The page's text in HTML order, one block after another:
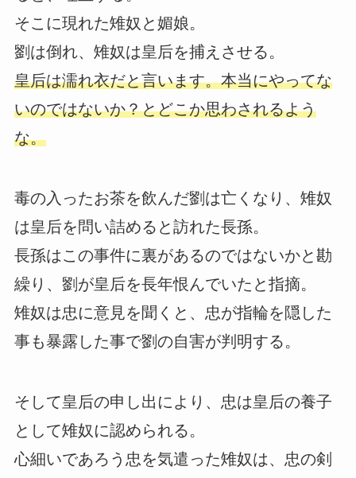
そこに現れた雉奴と媚娘。
劉は倒れ、雉奴は皇后を捕えさせる。
皇后は濡れ衣だと言います。本当にやってな
いのではないか？とどこか思わされるよう
な。
毒の入ったお茶を飲んだ劉は亡くなり、雉奴
は皇后を問い詰めると訪れた長孫。
長孫はこの事件に裏があるのではないかと勘
繰り、劉が皇后を長年恨んでいたと指摘。
雉奴は忠に意見を聞くと、忠が指輪を隠した
事も暴露した事で劉の自害が判明する。
そして皇后の申し出により、忠は皇后の養子
として雉奴に認められる。
心細いであろう忠を気遣った雉奴は、忠の剣